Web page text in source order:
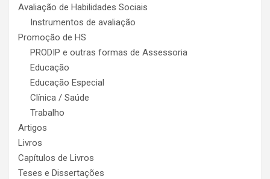
Avaliação de Habilidades Sociais
Instrumentos de avaliação
Promoção de HS
PRODIP e outras formas de Assessoria
Educação
Educação Especial
Clínica / Saúde
Trabalho
Artigos
Livros
Capítulos de Livros
Teses e Dissertações